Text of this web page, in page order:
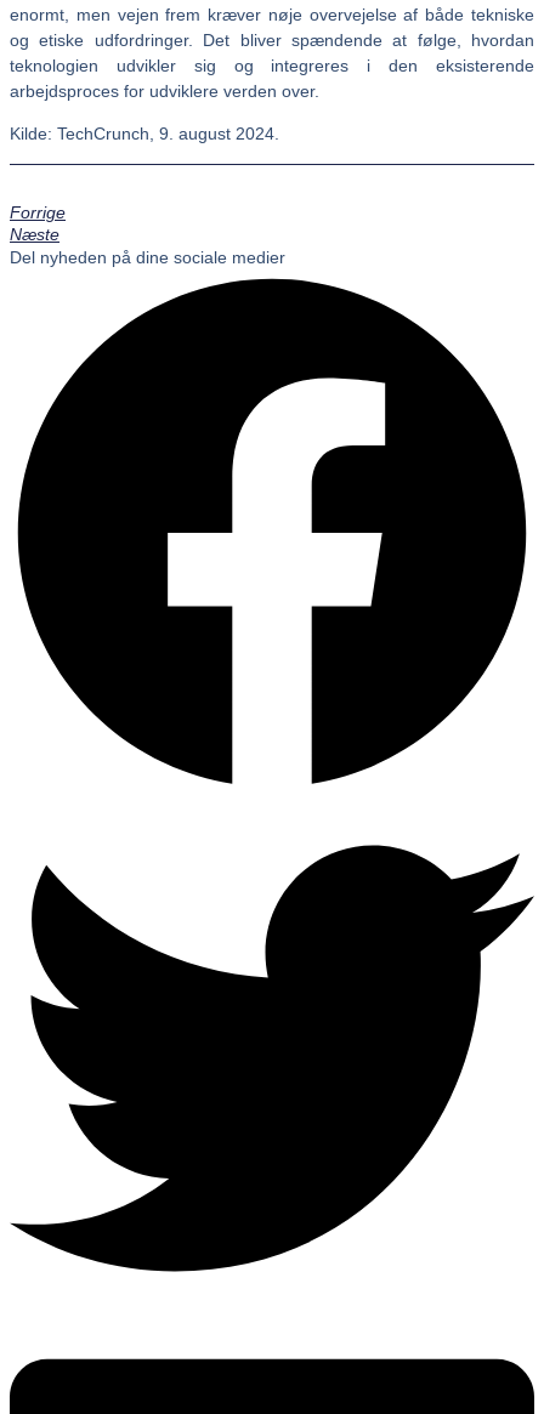
enormt, men vejen frem kræver nøje overvejelse af både tekniske
og etiske udfordringer. Det bliver spændende at følge, hvordan
teknologien udvikler sig og integreres i den eksisterende
arbejdsproces for udviklere verden over.
Kilde: TechCrunch, 9. august 2024.
Forrige
Næste
Del nyheden på dine sociale medier